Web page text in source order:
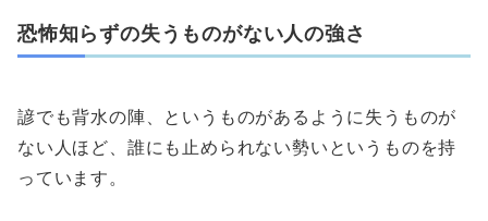
恐怖知らずの失うものがない人の強さ
諺でも背水の陣、というものがあるように失うものが
ない人ほど、誰にも止められない勢いというものを持
っています。